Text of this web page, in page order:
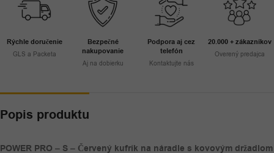
Rýchle doručenie
GLS a Packeta
Bezpečné
nakupovanie
Aj na dobierku
Podpora aj cez
telefón
Kontaktujte nás
20.000 + zákazníkov
Overený predajca
Popis produktu
POWER PRO – S – Červený kufrík na náradie s kovovým držadlom